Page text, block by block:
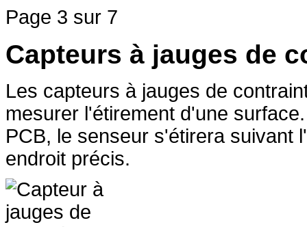
Page 3 sur 7
Capteurs à jauges de
Les capteurs à jauges de
mesurer l'étirement d'une
PCB, le senseur s'étirera suivant
endroit précis.